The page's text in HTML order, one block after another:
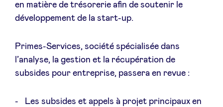
BeAngels Luxembourg
NXT Brussels - Groupe d'investissement
en matière de trésorerie afin de soutenir le
développement de la start-up.
Primes-Services, société spécialisée dans
l’analyse, la gestion et la récupération de
subsides pour entreprise, passera en revue :
Les subsides et appels à projet principaux en